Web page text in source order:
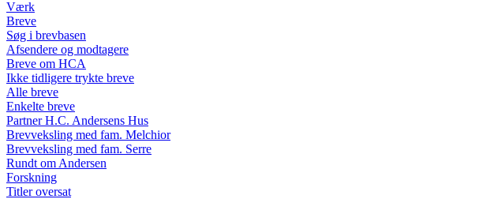
Værk
Breve
Søg i brevbasen
Afsendere og modtagere
Breve om HCA
Ikke tidligere trykte breve
Alle breve
Enkelte breve
Partner H.C. Andersens Hus
Brevveksling med fam. Melchior
Brevveksling med fam. Serre
Rundt om Andersen
Forskning
Titler oversat